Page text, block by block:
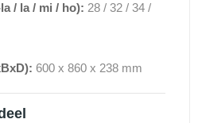
/ la / mi / ho): 28 / 32 / 34 /
600 x 860 x 238 mm